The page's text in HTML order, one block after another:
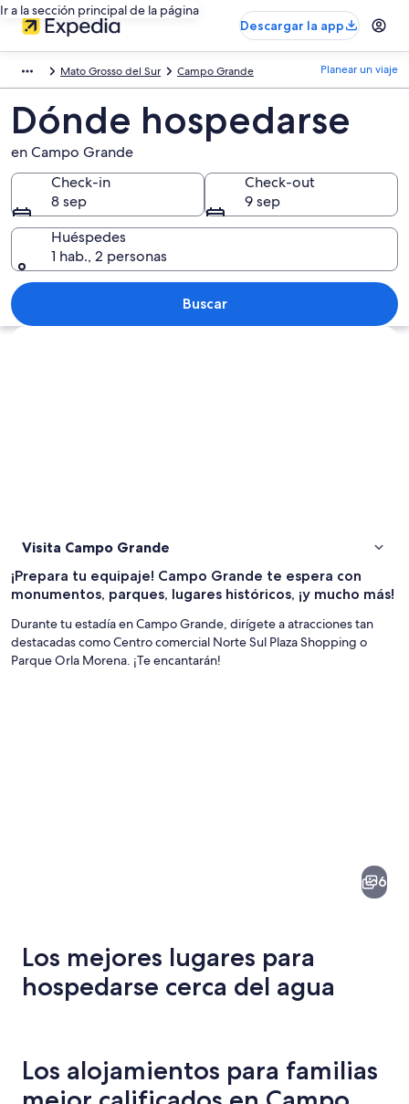
Ir a la sección principal de la página
Descargar la app
Mato Grosso del Sur Campo Grande Planear un viaje
Dónde hospedarse
en Campo Grande
Check-in
8 sep
Check-out
9 sep
Huéspedes
1 hab., 2 personas
Buscar
Explorar mapa
Visita Campo Grande
¡Prepara tu equipaje! Campo Grande te espera con
monumentos, parques, lugares históricos, ¡y mucho más!
Durante tu estadía en Campo Grande, dirígete a atracciones tan
destacadas como Centro comercial Norte Sul Plaza Shopping o
Parque Orla Morena. ¡Te encantarán!
6
Los mejores lugares para
hospedarse cerca del agua
Los alojamientos para familias